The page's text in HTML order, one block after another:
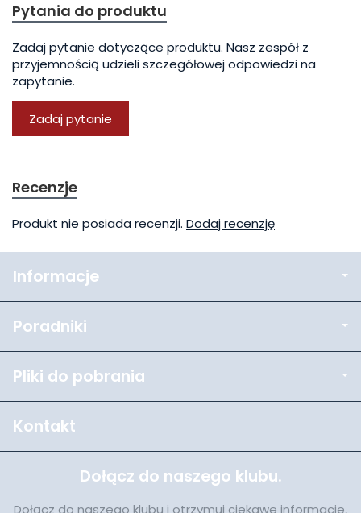
Pytania do produktu
Zadaj pytanie dotyczące produktu. Nasz zespół z
przyjemnością udzieli szczegółowej odpowiedzi na
zapytanie.
Zadaj pytanie
Recenzje
Produkt nie posiada recenzji. Dodaj recenzję
Informacje
Poradniki
Pliki do pobrania
Kontakt
Dołącz do naszego klubu.
Dołącz do naszego klubu i otrzymuj ciekawe informacje,